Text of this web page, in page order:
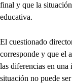
final y que la
educativa.
El cuestionado
corresponde y que el
las diferencias en
situación no puede